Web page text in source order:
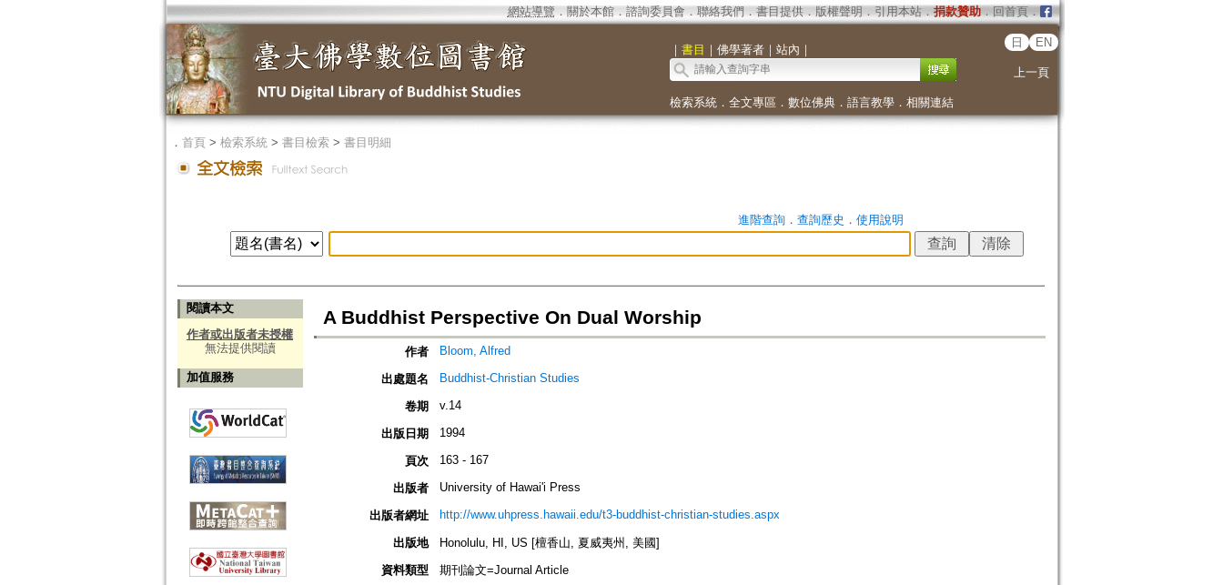
網站導覽 ． 關於本館． 諮詢委員會． 聯絡我們 ． 書目提供． 版權聲明 ． 引用本站． 捐款贊助．回首頁．
｜ 書目 ｜ 佛學著者｜ 站內 ｜
日 EN
上一頁
檢索系統． 全文專區 ． 數位佛典． 語言教學． 相關連結
． 首頁> 檢索系統> 書目檢索> 書目明細
進階查詢． 查詢歷史 ． 使用說明
閱讀本文
作者或出版者未授權
無法提供閱讀
加值服務
A Buddhist Perspective On Dual Worship
作者 Bloom, Alfred
出處題名 Buddhist-Christian Studies
卷期 v.14
出版日期 1994
頁次 163 - 167
出版者 University of Hawai'i Press
出版者網址 http://www.uhpress.hawaii.edu/t3-buddhist-christian-studies.aspx
出版地
Honolulu, HI, US [檀香山, 夏威夷州, 美國]
資料類型
期刊論文=Journal Article